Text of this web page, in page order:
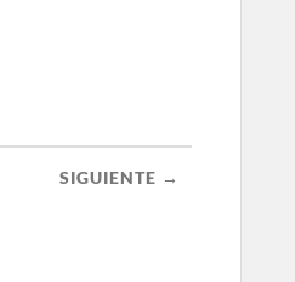
SIGUIENTE →